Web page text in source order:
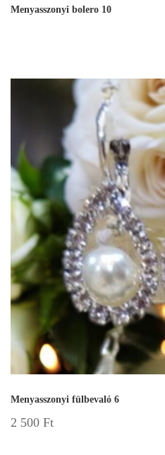
Menyasszonyi bolero 10
Menyasszonyi fülbevaló 6
2 500 Ft